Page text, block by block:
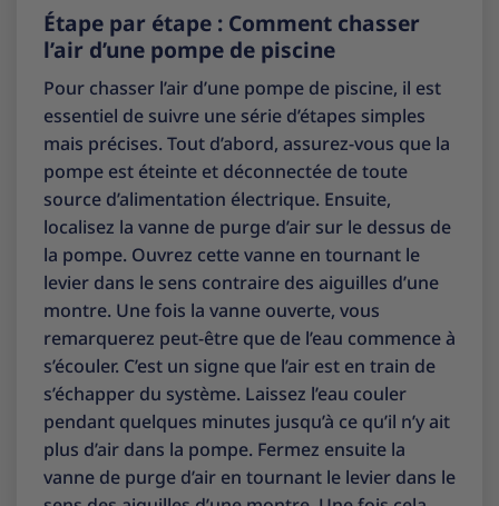
Étape par étape : Comment chasser
l’air d’une pompe de piscine
Pour chasser l’air d’une pompe de piscine, il est
essentiel de suivre une série d’étapes simples
mais précises. Tout d’abord, assurez-vous que la
pompe est éteinte et déconnectée de toute
source d’alimentation électrique. Ensuite,
localisez la vanne de purge d’air sur le dessus de
la pompe. Ouvrez cette vanne en tournant le
levier dans le sens contraire des aiguilles d’une
montre. Une fois la vanne ouverte, vous
remarquerez peut-être que de l’eau commence à
s’écouler. C’est un signe que l’air est en train de
s’échapper du système. Laissez l’eau couler
pendant quelques minutes jusqu’à ce qu’il n’y ait
plus d’air dans la pompe. Fermez ensuite la
vanne de purge d’air en tournant le levier dans le